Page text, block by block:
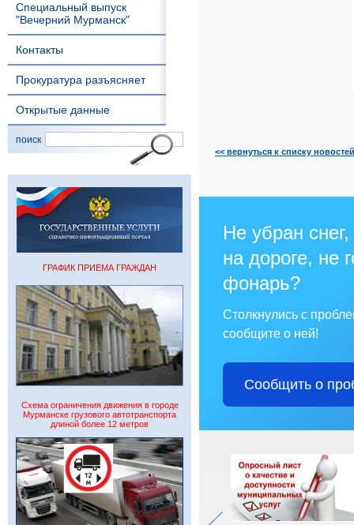
Специальный выпуск
"Вечерний Мурманск"
Контакты
Прокуратура разъясняет
Открытые данные
поиск
ГРАФИК ПРИЕМА ГРАЖДАН
Схема ограничения движения в городе
Мурманске грузового автотранспорта
длиной более 12 метров
<< вернуться к списку новостей
Не убран
на дороге, не
фонарь?
Столкнулись с
сообщите о ней!
Сообщить о